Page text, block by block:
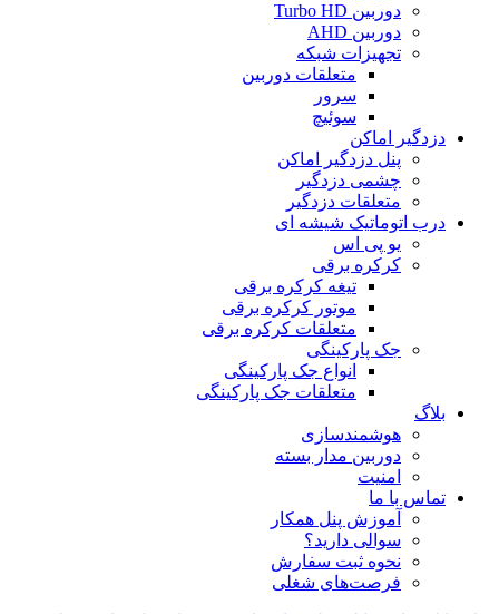
دوربین Turbo HD
دوربین AHD
تجهیزات شبکه
متعلقات دوربین
سرور
سوئیچ
دزدگیر اماکن
پنل دزدگیر اماکن
چشمی دزدگیر
متعلقات دزدگیر
درب اتوماتیک شیشه ای
یو پی اس
کرکره برقی
تیغه کرکره برقی
موتور کرکره برقی
متعلقات کرکره برقی
جک پارکینگی
انواع جک پارکینگی
متعلقات جک پارکینگی
بلاگ
هوشمندسازی
دوربین مدار بسته
امنیت
تماس با ما
آموزش پنل همکار
سوالی دارید؟
نحوه ثبت سفارش
فرصت‌های شغلی